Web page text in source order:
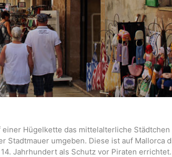
Hügelkette das mittelalterliche Städtchen
Stadtmauer umgeben. Diese ist auf Mallorca
Jahrhundert als Schutz vor Piraten errichtet.